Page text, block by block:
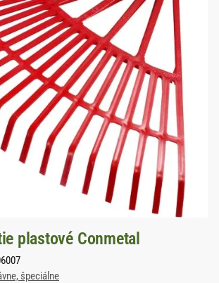
plastové Conmetal
špeciálne